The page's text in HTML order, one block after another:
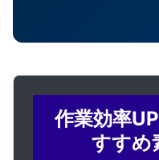
作業効率
すすめ